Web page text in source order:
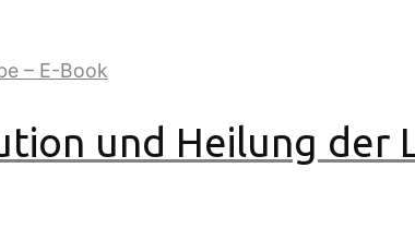
und Heilung der